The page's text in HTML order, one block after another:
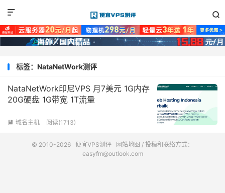


标签：NataNetWork测评
NataNetWork印尼VPS 月7美元 1G内存
20G硬盘 1G带宽 1T流量
 域名主机 阅读(1713)
© 2010-2026 便宜VPS测评 网站地图 / 投稿和联络方式：
easyfm@outlook.com